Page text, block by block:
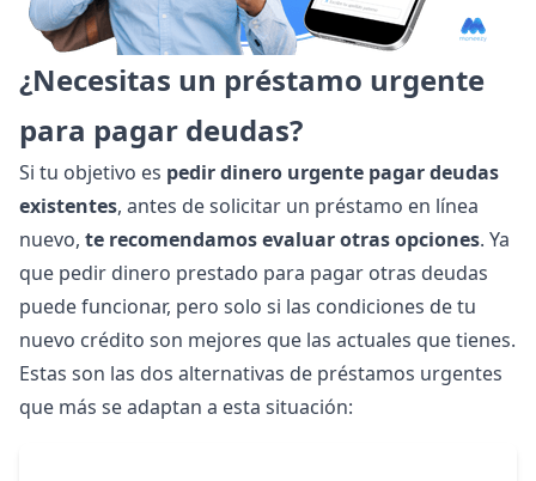
¿Necesitas un préstamo urgente
para pagar deudas?
Si tu objetivo es pedir dinero urgente pagar deudas
existentes, antes de solicitar un préstamo en línea
nuevo, te recomendamos evaluar otras opciones. Ya
que pedir dinero prestado para pagar otras deudas
puede funcionar, pero solo si las condiciones de tu
nuevo crédito son mejores que las actuales que tienes.
Estas son las dos alternativas de préstamos urgentes
que más se adaptan a esta situación: